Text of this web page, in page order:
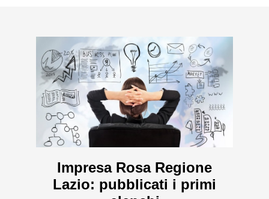
Impresa Rosa Regione
Lazio: pubblicati i primi